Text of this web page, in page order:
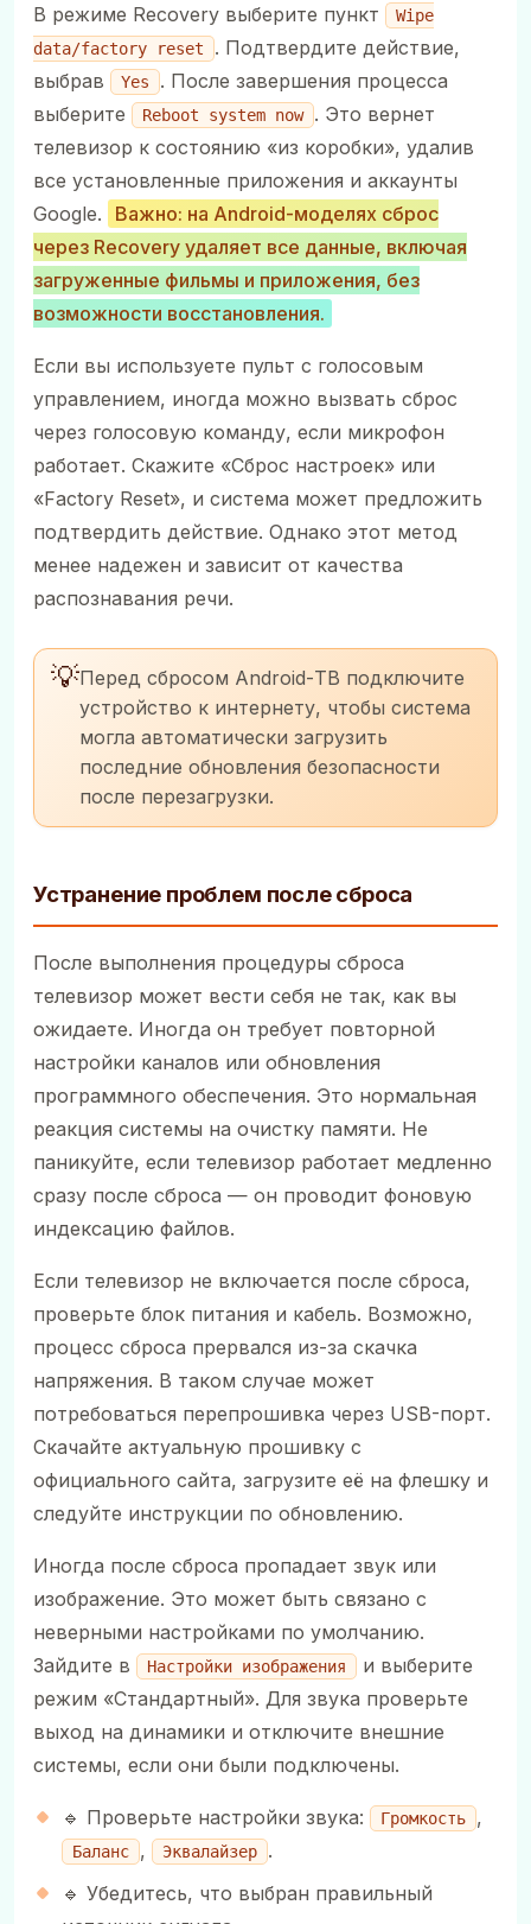
В режиме Recovery выберите пункт
Wipe
data/factory reset
. Подтвердите действие,
выбрав
Yes
. После завершения процесса
выберите
Reboot system now
. Это вернет
телевизор к состоянию «из коробки», удалив
все установленные приложения и аккаунты
Google.
Важно: на Android-моделях сброс
через Recovery удаляет все данные, включая
загруженные фильмы и приложения, без
возможности восстановления.
Если вы используете пульт с голосовым
управлением, иногда можно вызвать сброс
через голосовую команду, если микрофон
работает. Скажите «Сброс настроек» или
«Factory Reset», и система может предложить
подтвердить действие. Однако этот метод
менее надежен и зависит от качества
распознавания речи.
💡Перед сбросом Android-ТВ подключите
устройство к интернету, чтобы система
могла автоматически загрузить
последние обновления безопасности
после перезагрузки.
Устранение проблем после сброса
После выполнения процедуры сброса
телевизор может вести себя не так, как вы
ожидаете. Иногда он требует повторной
настройки каналов или обновления
программного обеспечения. Это нормальная
реакция системы на очистку памяти. Не
паникуйте, если телевизор работает медленно
сразу после сброса — он проводит фоновую
индексацию файлов.
Если телевизор не включается после сброса,
проверьте блок питания и кабель. Возможно,
процесс сброса прервался из-за скачка
напряжения. В таком случае может
потребоваться перепрошивка через USB-порт.
Скачайте актуальную прошивку с
официального сайта, загрузите её на флешку и
следуйте инструкции по обновлению.
Иногда после сброса пропадает звук или
изображение. Это может быть связано с
неверными настройками по умолчанию.
Зайдите в
Настройки изображения
и выберите
режим «Стандартный». Для звука проверьте
выход на динамики и отключите внешние
системы, если они были подключены.
🔹 Проверьте настройки звука: Громкость ,
Баланс , Эквалайзер
.
🔹 Убедитесь, что выбран правильный